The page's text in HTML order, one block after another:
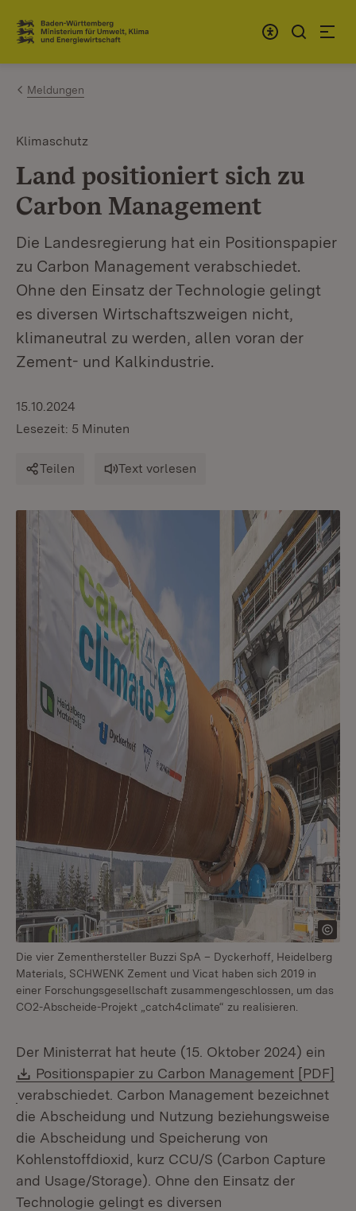
Zum Inhalt springen
Link zur Startseite
Meldungen
Klimaschutz
Land positioniert sich zu
Carbon Management
Die Landesregierung hat ein Positionspapier
zu Carbon Management verabschiedet.
Ohne den Einsatz der Technologie gelingt
es diversen Wirtschaftszweigen nicht,
klimaneutral zu werden, allen voran der
Zement- und Kalkindustrie.
15.10.2024
Lesezeit: 5 Minuten
Teilen Text vorlesen
Die vier Zementhersteller Buzzi SpA – Dyckerhoff, Heidelberg
Materials, SCHWENK Zement und Vicat haben sich 2019 in
einer Forschungsgesellschaft zusammengeschlossen, um das
CO2-Abscheide-Projekt „catch4climate“ zu realisieren.
Der Ministerrat hat heute (15. Oktober 2024) ein
Download:
Positionspapier zu Carbon Management [PDF]
(Öffnet in neuem Fenster)
verabschiedet. Carbon Management bezeichnet
die Abscheidung und Nutzung beziehungsweise
die Abscheidung und Speicherung von
Kohlenstoffdioxid, kurz CCU/S (Carbon Capture
and Usage/Storage). Ohne den Einsatz der
Technologie gelingt es diversen